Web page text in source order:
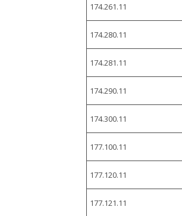
174.261.11
174.280.11
174.281.11
174.290.11
174.300.11
177.100.11
177.120.11
177.121.11